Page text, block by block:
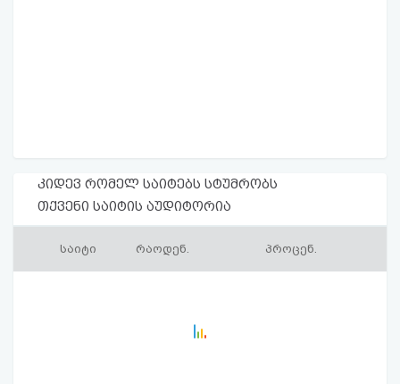
კიდევ რომელ საიტებს სტუმრობს
თქვენი საიტის აუდიტორია
საიტი რაოდენ. პროცენ.